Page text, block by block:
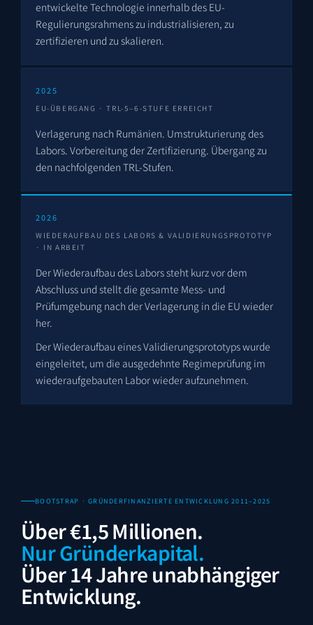
entwickelte Technologie innerhalb des EU-
Regulierungsrahmens zu industrialisieren, zu
zertifizieren und zu skalieren.
2025
EU-ÜBERGANG · TRL-5–6-STUFE ERREICHT
Verlagerung nach Rumänien. Umstrukturierung des
Labors. Vorbereitung der Zertifizierung. Übergang zu
den nachfolgenden TRL-Stufen.
2026
WIEDERAUFBAU DES LABORS & VALIDIERUNGSPROTOTYP
· IN ARBEIT
Der Wiederaufbau des Labors steht kurz vor dem
Abschluss und stellt die gesamte Mess- und
Prüfumgebung nach der Verlagerung in die EU wieder
her.
Der Wiederaufbau eines Validierungsprototyps wurde
eingeleitet, um die ausgedehnte Regimeprüfung im
wiederaufgebauten Labor wieder aufzunehmen.
BOOTSTRAP · GRÜNDERFINANZIERTE ENTWICKLUNG 2011–2025
Über €1,5 Millionen.
Nur Gründerkapital.
Über 14 Jahre unabhängiger
Entwicklung.